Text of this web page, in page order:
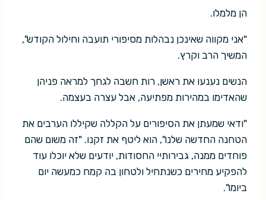
הן מלמלו.
"אני מקווה שאינכן נבהלות מסיפורי תועבה וחילול הקודש",
המשיך הרב וקרץ.
הנשים נענעו את ראשן, רות חשבה לגחך למראה פניהן
שהאדימו במהירות מפתיעה, אבל עצרה בעצמה.
"ודאי שמעתן את הסיפורים על הקללה שקיללו הערבים את
הטחנה החדשה שלנו", הוא ליטף את זקנו. "זה משום שהם
פוחדים ממנה, גבירותיי החסודות, יודעים שלא יוכלו עוד
להפקיע מחירים כשנתחיל ולטחון בה קמח כמעשה יום
ביומו".